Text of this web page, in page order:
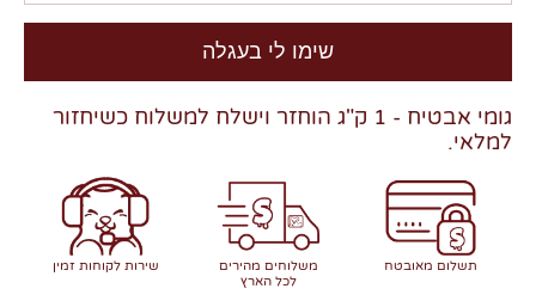
שימו לי בעגלה
גומי אבטיח - 1 ק"ג
הוחזר וישלח למשלוח כשיחזור
למלאי.
תשלום מאובטח
משלוחים מהירים
לכל הארץ
שירות לקוחות זמין